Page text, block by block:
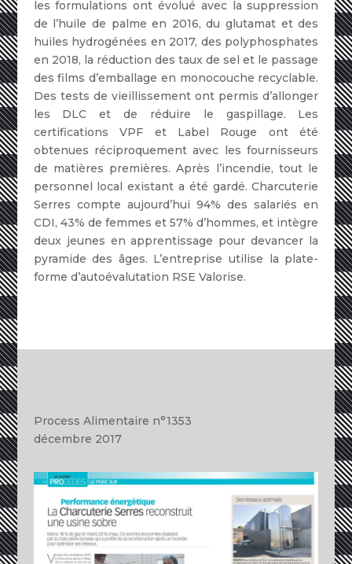
les formulations ont évolué avec la suppression
de l’huile de palme en 2016, du glutamat et des
huiles hydrogénées en 2017, des polyphosphates
en 2018, la réduction des taux de sel et le passage
des films d’emballage en monocouche recyclable.
Des tests de vieillissement ont permis d’allonger
les DLC et de réduire le gaspillage. Les
certifications VPF et Label Rouge ont été
obtenues réciproquement avec les fournisseurs
de matières premières. Après l’incendie, tout le
personnel local existant a été gardé. Charcuterie
Serres compte aujourd’hui 94% des salariés en
CDI, 43% de femmes et 57% d’hommes, et intègre
deux jeunes en apprentissage pour devancer la
pyramide des âges. L’entreprise utilise la plate-
forme d’autoévalutation RSE Valorise.
Process Alimentaire n°1353
décembre 2017